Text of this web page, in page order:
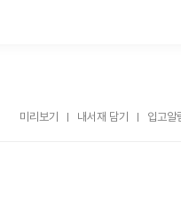
미리보기 내서재 담기 입고알